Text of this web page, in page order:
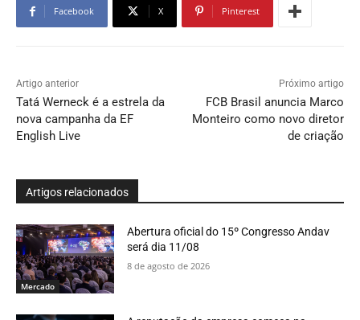
Facebook X Pinterest
Artigo anterior
Tatá Werneck é a estrela da
nova campanha da EF
English Live
Próximo artigo
FCB Brasil anuncia Marco
Monteiro como novo diretor
de criação
Artigos relacionados
Mercado
Abertura oficial do 15º Congresso Andav
será dia 11/08
8 de agosto de 2026